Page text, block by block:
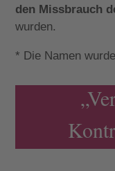
den Missbrauch
wurden.
* Die Namen